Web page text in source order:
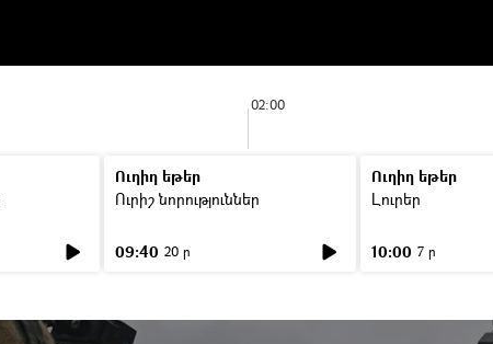
02:00
Ուղիղ եթեր
Ուրիշ նորություններ
09:40 20 ր
Ուղիղ եթեր
Լուրեր
10:00 7 ր